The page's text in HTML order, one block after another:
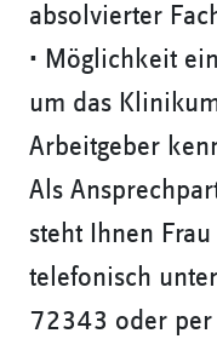
absolvierter
• Möglichkeit
um das
Arbeitgeber
Als
steht Ihnen
telefonisch
72343 oder per